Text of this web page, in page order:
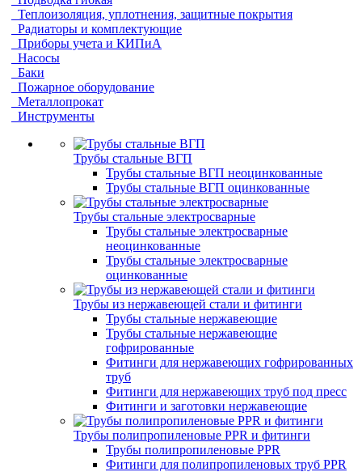
Теплоизоляция, уплотнения, защитные покрытия
Радиаторы и комплектующие
Приборы учета и КИПиА
Насосы
Баки
Пожарное оборудование
Металлопрокат
Инструменты
Трубы стальные ВГП
Трубы стальные ВГП неоцинкованные
Трубы стальные ВГП оцинкованные
Трубы стальные электросварные
Трубы стальные электросварные
неоцинкованные
Трубы стальные электросварные
оцинкованные
Трубы из нержавеющей стали и фитинги
Трубы стальные нержавеющие
Трубы стальные нержавеющие
гофрированные
Фитинги для нержавеющих гофрированных
труб
Фитинги для нержавеющих труб под пресс
Фитинги и заготовки нержавеющие
Трубы полипропиленовые PPR и фитинги
Трубы полипропиленовые PPR
Фитинги для полипропиленовых труб PPR